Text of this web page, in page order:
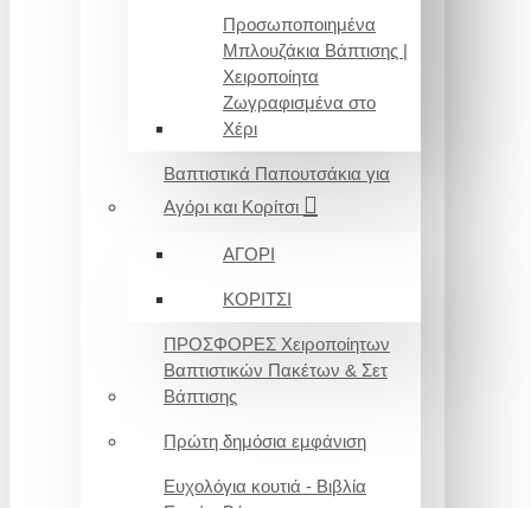
Προσωποποιημένα
Μπλουζάκια Βάπτισης |
Χειροποίητα
Ζωγραφισμένα στο
Χέρι
Βαπτιστικά Παπουτσάκια για
Αγόρι και Κορίτσι
ΑΓΟΡΙ
ΚΟΡΙΤΣΙ
ΠΡΟΣΦΟΡΕΣ Χειροποίητων
Βαπτιστικών Πακέτων & Σετ
Βάπτισης
Πρώτη δημόσια εμφάνιση
Ευχολόγια κουτιά - Βιβλία